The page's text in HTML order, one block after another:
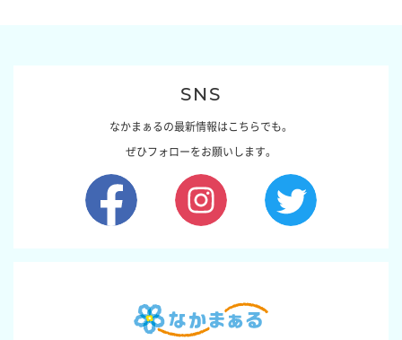
SNS
なかまぁるの最新情報はこちらでも。
ぜひフォローをお願いします。